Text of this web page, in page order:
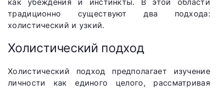
традиционно существуют два подхода:
холистический и узкий.
Холистический подход
Холистический подход предполагает изучение
личности как единого целого, рассматривая